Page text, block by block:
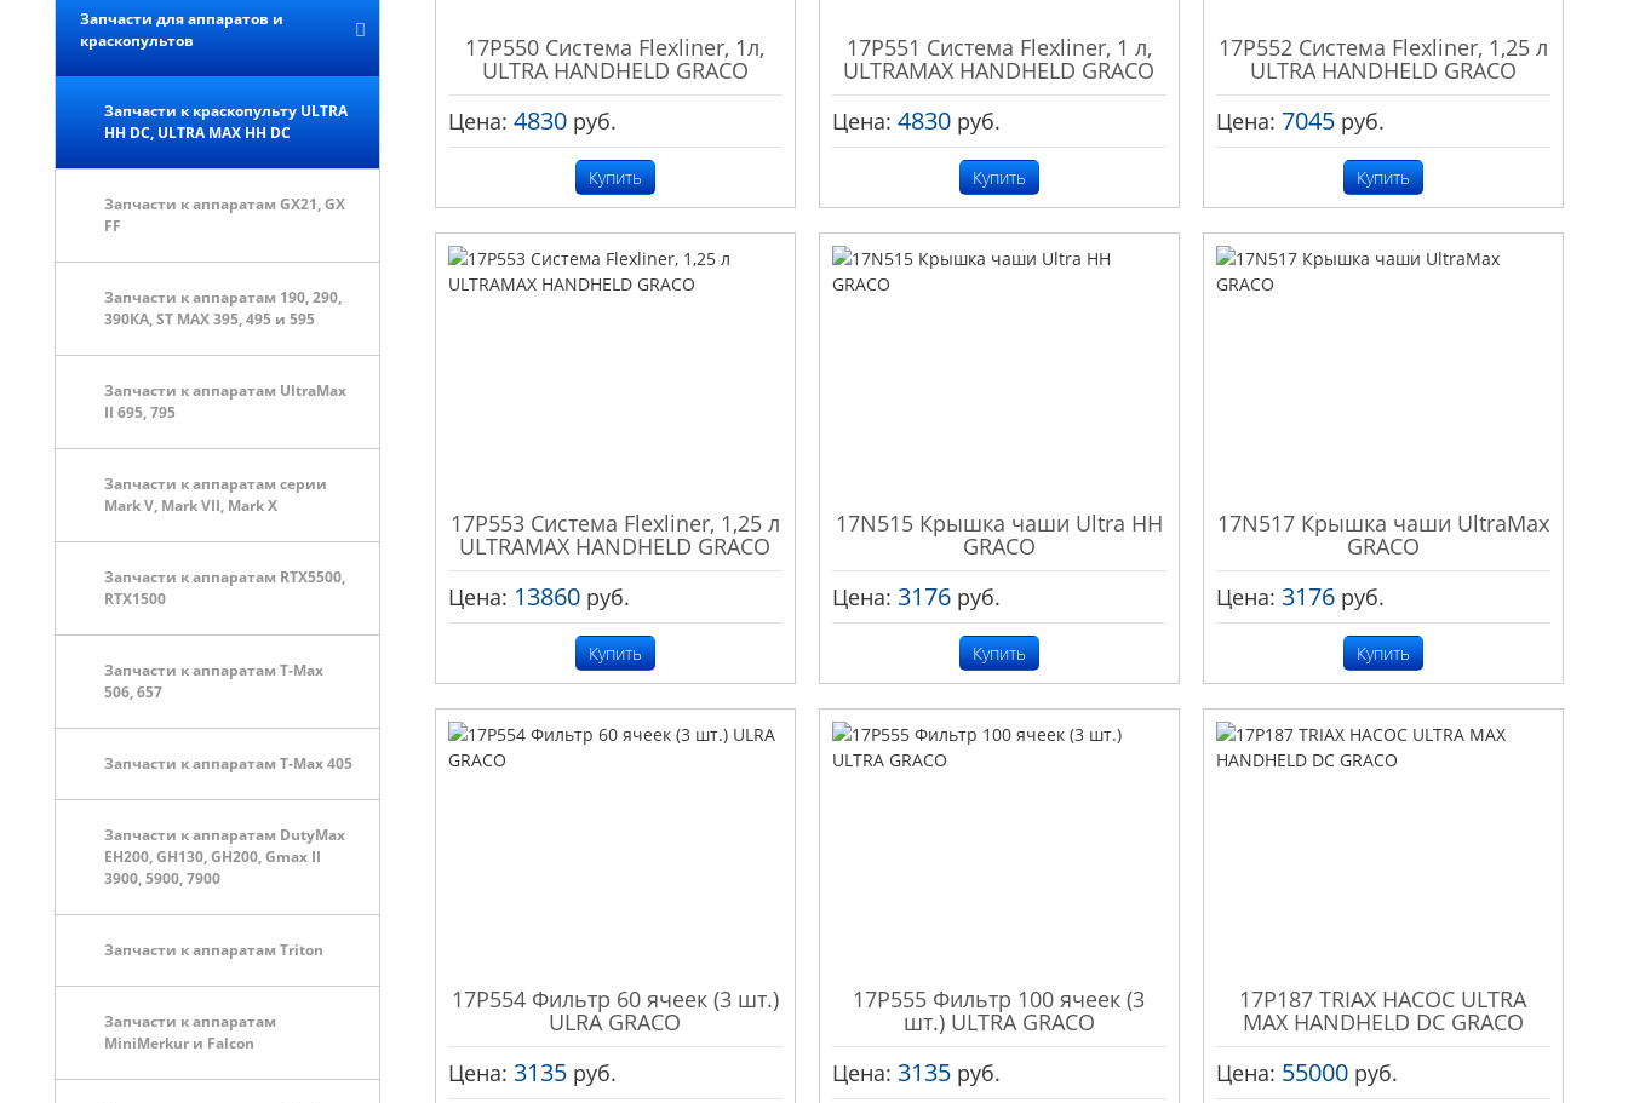
Запчасти для аппаратов и
краскопультов
Запчасти к краскопульту ULTRA
HH DC, ULTRA MAX HH DC
Запчасти к аппаратам GX21, GX
FF
Запчасти к аппаратам 190, 290,
390КА, ST MAX 395, 495 и 595
Запчасти к аппаратам UltraMax
II 695, 795
Запчасти к аппаратам серии
Mark V, Mark VII, Mark X
Запчасти к аппаратам RTX5500,
RTX1500
Запчасти к аппаратам T-Max
506, 657
Запчасти к аппаратам T-Max 405
Запчасти к аппаратам DutyMax
EH200, GH130, GH200, Gmax II
3900, 5900, 7900
Запчасти к аппаратам Triton
Запчасти к аппаратам
MiniMerkur и Falcon
17P550 Система Flexliner, 1л,
ULTRA HANDHELD GRACO
Цена: 4830руб.
Купить
17P551 Система Flexliner, 1 л,
ULTRAMAX HANDHELD GRACO
Цена: 4830руб.
Купить
17P552 Система Flexliner, 1,25 л
ULTRA HANDHELD GRACO
Цена: 7045руб.
Купить
17P553 Система Flexliner, 1,25 л
ULTRAMAX HANDHELD GRACO
Цена: 13860руб.
Купить
17N515 Крышка чаши Ultra HH
GRACO
Цена: 3176руб.
Купить
17N517 Крышка чаши UltraMax
GRACO
Цена: 3176руб.
Купить
17P554 Фильтр 60 ячеек (3 шт.)
ULRA GRACO
Цена: 3135руб.
17P555 Фильтр 100 ячеек (3
шт.) ULTRA GRACO
Цена: 3135руб.
17P187 TRIAX НАСОС ULTRA
MAX HANDHELD DC GRACO
Цена: 55000руб.